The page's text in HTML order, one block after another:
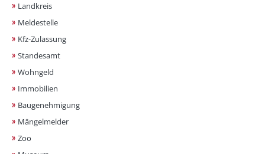
Landkreis
Meldestelle
Kfz-Zulassung
Standesamt
Wohngeld
Immobilien
Baugenehmigung
Mängelmelder
Zoo